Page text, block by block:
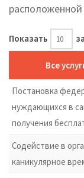
Показать
Все
Постановка
нуждающихся в
получения
Содействие в
каникулярное